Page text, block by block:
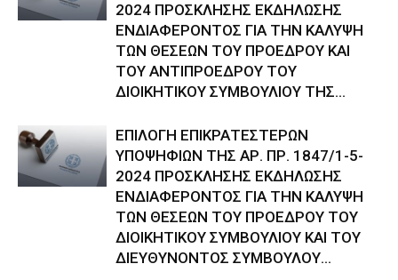
2024 ΠΡΟΣΚΛΗΣΗΣ ΕΚΔΗΛΩΣΗΣ
ΕΝΔΙΑΦΕΡΟΝΤΟΣ ΓΙΑ ΤΗΝ ΚΑΛΥΨΗ
ΤΩΝ ΘΕΣΕΩΝ ΤΟΥ ΠΡΟΕΔΡΟΥ ΚΑΙ
ΤΟΥ ΑΝΤΙΠΡΟΕΔΡΟΥ ΤΟΥ
ΔΙΟΙΚΗΤΙΚΟΥ ΣΥΜΒΟΥΛΙΟΥ ΤΗΣ...
ΕΠΙΛΟΓΗ ΕΠΙΚΡΑΤΕΣΤΕΡΩΝ
ΥΠΟΨΗΦΙΩΝ ΤΗΣ ΑΡ. ΠΡ. 1847/1-5-
2024 ΠΡΟΣΚΛΗΣΗΣ ΕΚΔΗΛΩΣΗΣ
ΕΝΔΙΑΦΕΡΟΝΤΟΣ ΓΙΑ ΤΗΝ ΚΑΛΥΨΗ
ΤΩΝ ΘΕΣΕΩΝ ΤΟΥ ΠΡΟΕΔΡΟΥ ΤΟΥ
ΔΙΟΙΚΗΤΙΚΟΥ ΣΥΜΒΟΥΛΙΟΥ ΚΑΙ ΤΟΥ
ΔΙΕΥΘΥΝΟΝΤΟΣ ΣΥΜΒΟΥΛΟΥ...